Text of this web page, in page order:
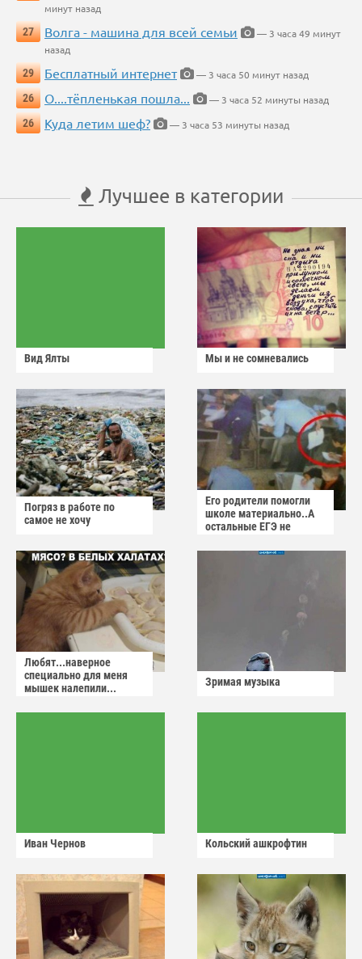
минут назад
27
Волга - машина для всей семьи
— 3 часа 49 минут
назад
29
Бесплатный интернет
— 3 часа 50 минут назад
26
О....тёпленькая пошла...
— 3 часа 52 минуты назад
26
Куда летим шеф? — 3 часа 53 минуты назад
Лучшее в категории
Вид Ялты Мы и не сомневались
Погряз в работе по
самое не хочу
Его родители помогли
школе материально..А
остальные ЕГЭ не
Любят...наверное
специально для меня
мышек налепили...
Зримая музыка
Иван Чернов Кольский ашкрофтин